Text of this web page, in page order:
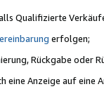
Qualifizierte
erfolgen;
Rückgabe oder
eine Anzeige auf